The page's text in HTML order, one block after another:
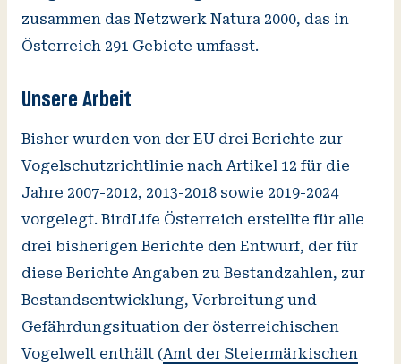
zusammen das Netzwerk Natura 2000, das in
Österreich 291 Gebiete umfasst.
Unsere Arbeit
Bisher wurden von der EU drei Berichte zur
Vogelschutzrichtlinie nach Artikel 12 für die
Jahre 2007-2012, 2013-2018 sowie 2019-2024
vorgelegt. BirdLife Österreich erstellte für alle
drei bisherigen Berichte den Entwurf, der für
diese Berichte Angaben zu Bestandzahlen, zur
Bestandsentwicklung, Verbreitung und
Gefährdungsituation der österreichischen
Vogelwelt enthält (Amt der Steiermärkischen